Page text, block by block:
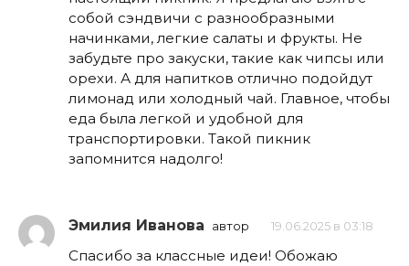
собой сэндвичи с разнообразными
начинками, легкие салаты и фрукты. Не
забудьте про закуски, такие как чипсы или
орехи. А для напитков отлично подойдут
лимонад или холодный чай. Главное, чтобы
еда была легкой и удобной для
транспортировки. Такой пикник
запомнится надолго!
Эмилия Иванова автор 19.06.2025 в 03:18
Спасибо за классные идеи! Обожаю